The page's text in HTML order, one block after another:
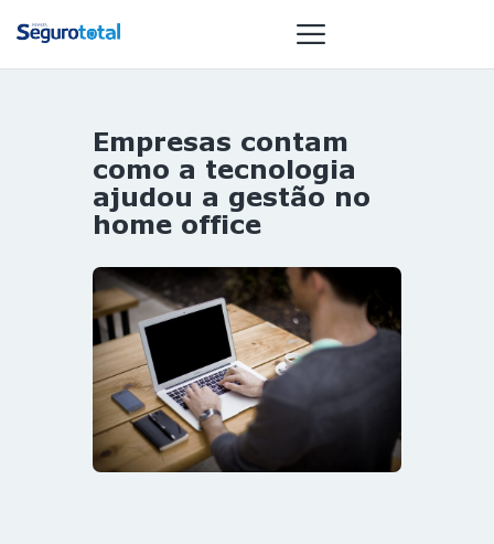
NOTÍCIAS
REVISTA
ESPECIAIS
OURO
ST SUMMIT
MULHERES
GESTORAS
HOMEST
HOME
Empresas contam
como a tecnologia
ajudou a gestão no
home office